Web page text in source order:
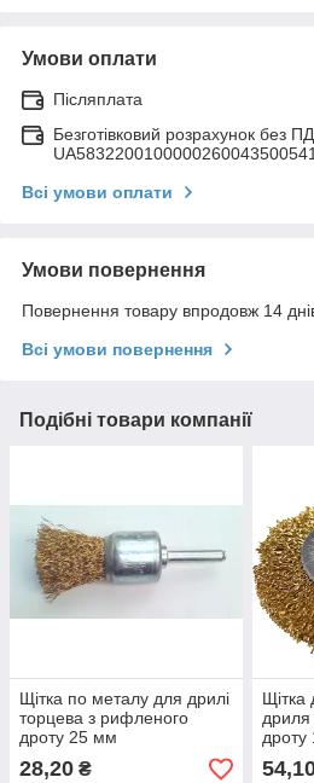
Умови оплати
Післяплата
Безготівковий розрахунок без
Всі умови оплати
Умови повернення
Повернення товару впродовж 14
Всі умови повернення
Подібні товари компанії
Щітка по металу для дрилі
торцева з рифленого
дроту 25 мм
28,20 ₴
Щітка
дриля